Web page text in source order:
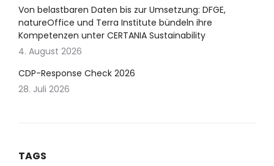
Von belastbaren Daten bis zur Umsetzung: DFGE,
natureOffice und Terra Institute bündeln ihre
Kompetenzen unter CERTANIA Sustainability
4. August 2026
CDP-Response Check 2026
28. Juli 2026
TAGS